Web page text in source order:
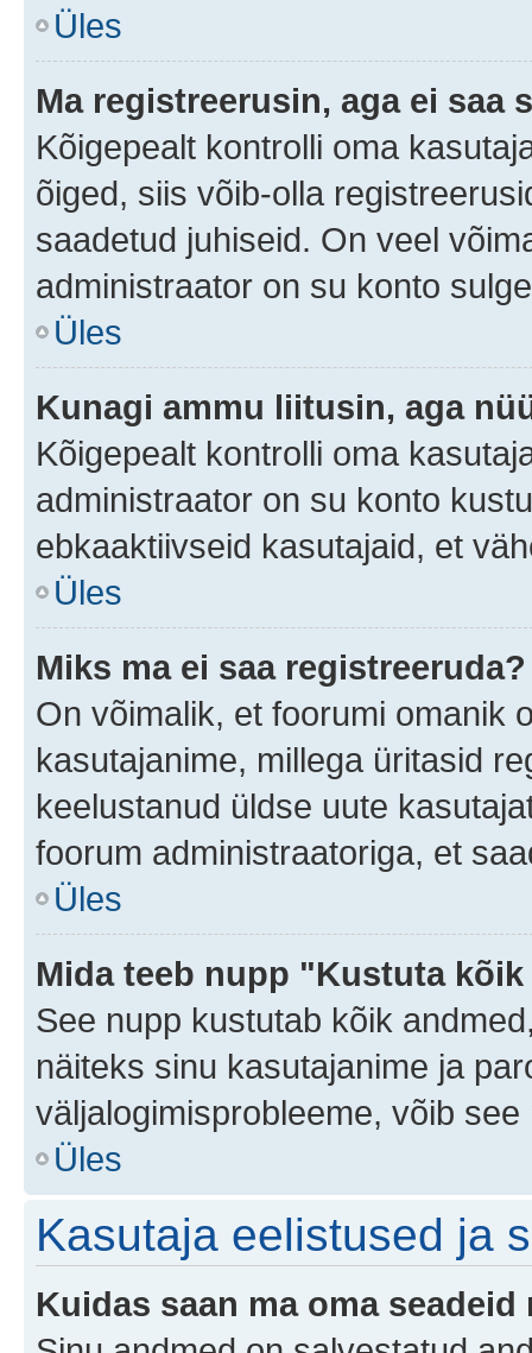
Üles
Ma registreerusin, aga ei saa
Kõigepealt kontrolli oma
õiged, siis võib-olla
saadetud juhiseid. On veel
administraator on su konto
Üles
Kunagi ammu liitusin, aga
Kõigepealt kontrolli oma
administraator on su konto
ebkaaktiivseid kasutajaid, et
Üles
Miks ma ei saa registreeruda?
On võimalik, et foorumi omanik
kasutajanime, millega üritasid
keelustanud üldse uute
foorum administraatoriga, et
Üles
Mida teeb nupp "Kustuta
See nupp kustutab kõik
näiteks sinu kasutajanime ja
väljalogimisprobleeme, võib see
Üles
Kasutaja eelistused ja
Kuidas saan ma oma seadeid